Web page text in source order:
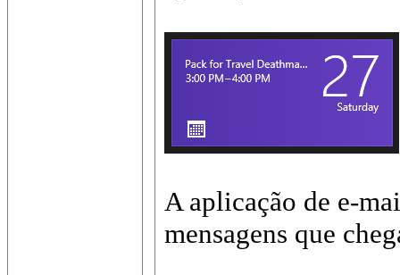
A aplicação de e-
mensagens que